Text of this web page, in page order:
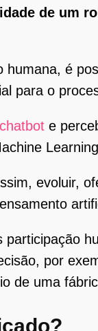
de um
humana, é
para o
chatbot e
evoluir,
por
de uma